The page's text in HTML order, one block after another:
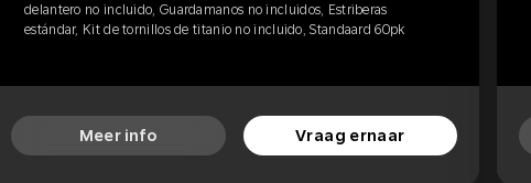
delantero no incluido, Guardamanos no incluidos, Estriberas
estándar, Kit de tornillos de titanio no incluido, Standaard 60pk
Meer info Vraag ernaar